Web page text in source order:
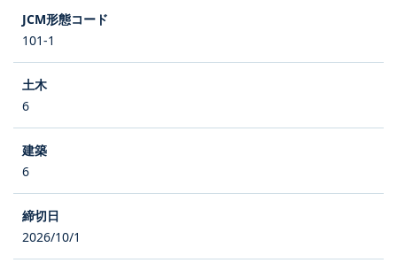
101-1
6
6
2026/10/1